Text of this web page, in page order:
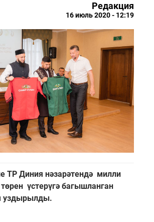
Редакция
16 июль 2020 - 12:19
ТР Диния нәзарәтендә милли
үстерүгә багышланган
уздырылды.